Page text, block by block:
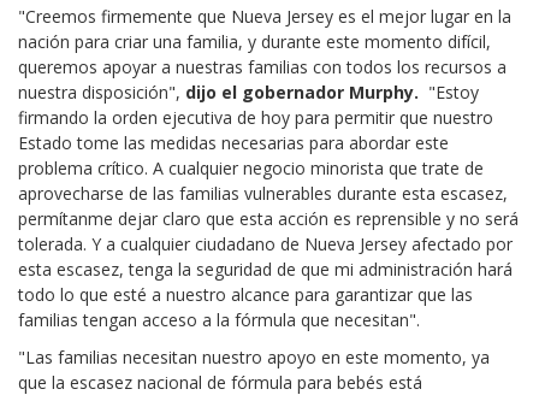
"Creemos firmemente que Nueva Jersey es el mejor lugar en la
nación para criar una familia, y durante este momento difícil,
queremos apoyar a nuestras familias con todos los recursos a
nuestra disposición", dijo el gobernador Murphy. "Estoy
firmando la orden ejecutiva de hoy para permitir que nuestro
Estado tome las medidas necesarias para abordar este
problema crítico. A cualquier negocio minorista que trate de
aprovecharse de las familias vulnerables durante esta escasez,
permítanme dejar claro que esta acción es reprensible y no será
tolerada. Y a cualquier ciudadano de Nueva Jersey afectado por
esta escasez, tenga la seguridad de que mi administración hará
todo lo que esté a nuestro alcance para garantizar que las
familias tengan acceso a la fórmula que necesitan".
"Las familias necesitan nuestro apoyo en este momento, ya
que la escasez nacional de fórmula para bebés está